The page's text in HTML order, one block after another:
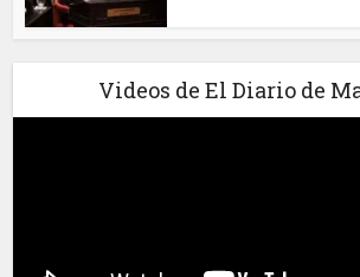
Videos de El Diario de